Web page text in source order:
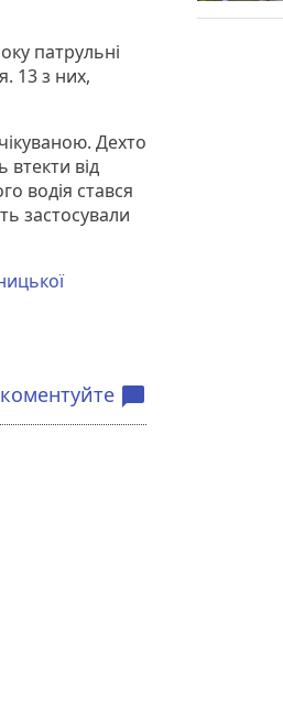
патрульні
13 з них,
Дехто
втекти від
водія стався
застосували
chat_bubble